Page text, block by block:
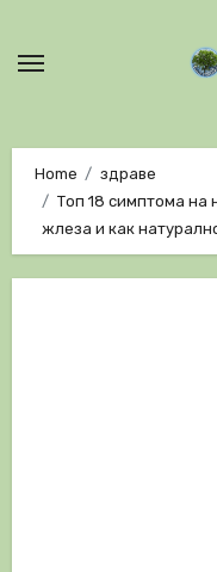
Home
здраве
Топ 18 симптома на
жлеза и как